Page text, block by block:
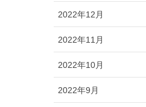
2022年12月
2022年11月
2022年10月
2022年9月